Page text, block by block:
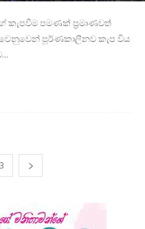
කැපවීම පමණක් ප්‍රමාණවත්
පූර්ණකාලීනව කැප විය
3